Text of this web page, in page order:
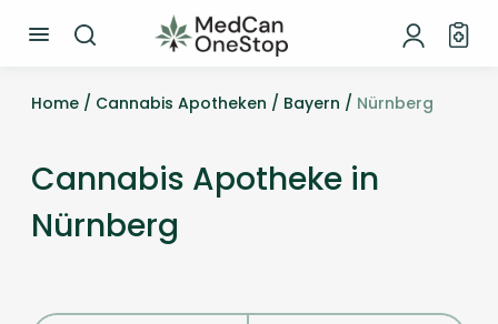
Home / Cannabis Apotheken / Bayern / Nürnberg
Cannabis Apotheke in
Nürnberg